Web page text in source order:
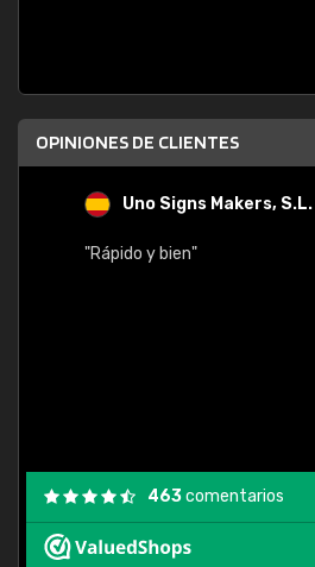
OPINIONES DE CLIENTES
Uno Signs Makers, S.L.
"Rápido y bien"
463comentarios